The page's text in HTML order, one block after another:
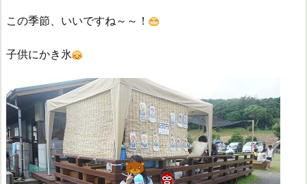
この季節、いいですね～～！
子供にかき氷